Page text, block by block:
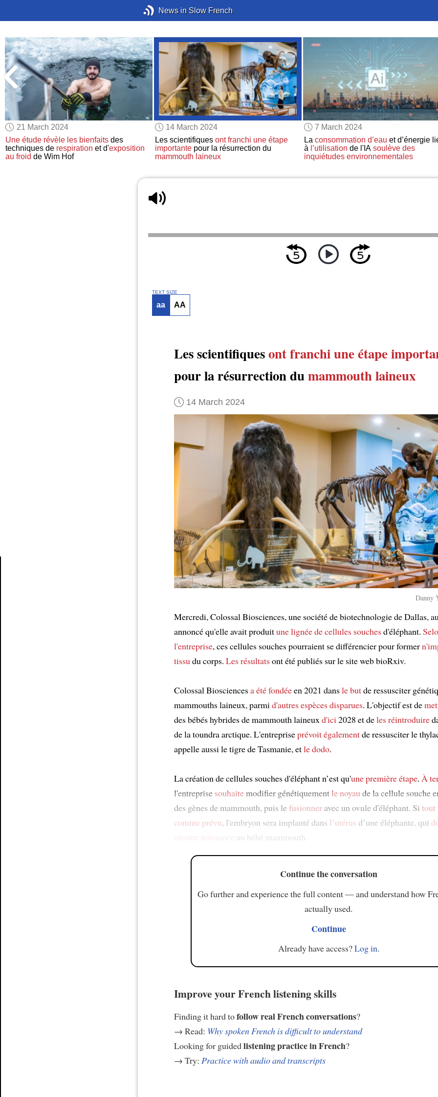
News in Slow French
21 March 2024
Une étude révèle les bienfaits des
techniques de respiration et d'exposition
au froid de Wim Hof
14 March 2024
Les scientifiques ont franchi une étape
importantepour la résurrection du
mammouth laineux
7 March 2024
La consommation d’eau et d’énergie
à l’utilisation de l'IA soulève des
inquiétudes environnementales
TEXT SIZE
aa AA
Les scientifiquesont franchi une étape
pour la résurrection dumammouth laineux
14 March 2024
Danny
Mercredi, Colossal Biosciences, une société de biotechnologie de Dallas,
annoncé qu'elle avait produitune lignée de cellules souchesd'éléphant.
l'entreprise, ces cellules souches pourraient se différencier pour former
tissudu corps. Les résultatsont été publiés sur le site web bioRxiv.
Colossal Biosciencesa été fondéeen 2021 dansle butde ressusciter
mammouths laineux, parmid'autres espèces disparues. L'objectif est de
des bébés hybrides de mammouth laineuxd'ici2028 et deles réintroduire
de la toundra arctique. L'entrepriseprévoit égalementde ressusciter le
appelle aussi le tigre de Tasmanie, etle dodo.
La création de cellules souches d'éléphant n’est qu'une première étape. À
l'entreprise souhaitemodifier génétiquementle noyau de la cellule souche
des gènes de mammouth, puis lefusionneravec un ovule d'éléphant. Si tout
comme prévu, l'embryon sera implanté dans l’utérus d’une éléphante, qui
ensuite naissance au bébé mammouth.
Continue the conversation
Go further and experience the full content — and understand how
actually used.
Continue
Already have access?Log in.
Improve your French listening skills
Finding it hard tofollow real French conversations?
→ Read: Why spoken French is difficult to understand
Looking for guidedlistening practice in French?
→ Try: Practice with audio and transcripts